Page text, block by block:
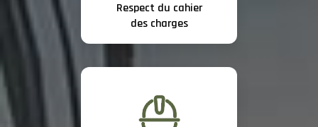
Respect du cahier
des charges